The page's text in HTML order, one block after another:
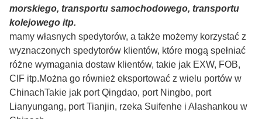
1Aby lepiej zapewnić bezpieczeństwo Państwa
towarów, zapewnione zostaną profesjonalne, przyjazne
dla środowiska, wygodne i wydajne usługi pakowania.
Wszystkie opakowania są bardzo mocne, drewniana
skrzynka jest mocno związana,opakowanie jest pokryte
wodoszczelną folia, aby zapobiec powstawaniu wody lub
uszkodzeniu podczas transportu- Zanim.Wszystkie nasze